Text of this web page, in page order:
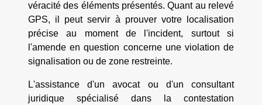
véracité des éléments présentés. Quant au relevé
GPS, il peut servir à prouver votre localisation
précise au moment de l'incident, surtout si
l'amende en question concerne une violation de
signalisation ou de zone restreinte.
L'assistance d'un avocat ou d'un consultant
juridique spécialisé dans la contestation